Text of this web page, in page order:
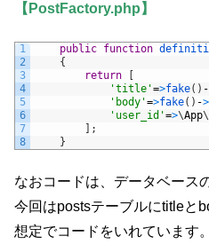
【PostFactory.php】
1
2
3
4
5
6
7
8
public function
{
return
[
'title'=>fake( ) -
'body'=>fake( ) ->
'user_id'=>\App\
] ;
}
なおコードは、データベース
今回はpostsテーブルにtitleと
想定でコードをいれています。